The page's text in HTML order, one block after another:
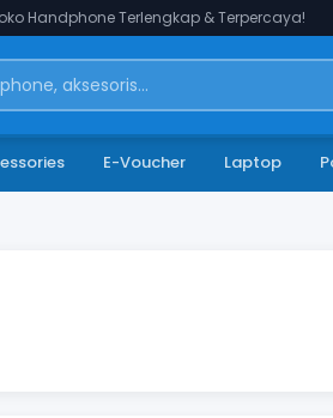
Handphone Terlengkap & Terpercaya!
E-Voucher Laptop